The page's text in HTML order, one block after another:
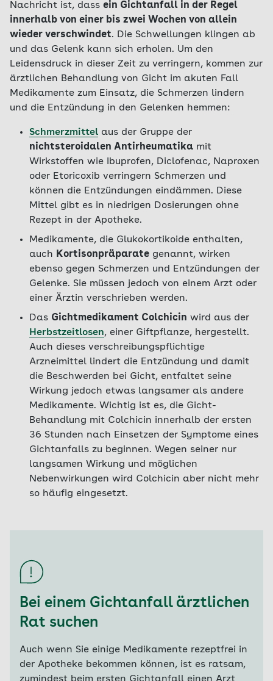
Nachricht ist, dass ein Gichtanfall in der Regel
innerhalb von einer bis zwei Wochen von allein
wieder verschwindet. Die Schwellungen klingen ab
und das Gelenk kann sich erholen. Um den
Leidensdruck in dieser Zeit zu verringern, kommen zur
ärztlichen Behandlung von Gicht im akuten Fall
Medikamente zum Einsatz, die Schmerzen lindern
und die Entzündung in den Gelenken hemmen:
Schmerzmittel aus der Gruppe der
nichtsteroidalen Antirheumatika mit
Wirkstoffen wie Ibuprofen, Diclofenac, Naproxen
oder Etoricoxib verringern Schmerzen und
können die Entzündungen eindämmen. Diese
Mittel gibt es in niedrigen Dosierungen ohne
Rezept in der Apotheke.
Medikamente, die Glukokortikoide enthalten,
auch Kortisonpräparate genannt, wirken
ebenso gegen Schmerzen und Entzündungen der
Gelenke. Sie müssen jedoch von einem Arzt oder
einer Ärztin verschrieben werden.
Das Gichtmedikament Colchicin wird aus der
Herbstzeitlosen, einer Giftpflanze, hergestellt.
Auch dieses verschreibungspflichtige
Arzneimittel lindert die Entzündung und damit
die Beschwerden bei Gicht, entfaltet seine
Wirkung jedoch etwas langsamer als andere
Medikamente. Wichtig ist es, die Gicht-
Behandlung mit Colchicin innerhalb der ersten
36 Stunden nach Einsetzen der Symptome eines
Gichtanfalls zu beginnen. Wegen seiner nur
langsamen Wirkung und möglichen
Nebenwirkungen wird Colchicin aber nicht mehr
so häufig eingesetzt.
Bei einem Gichtanfall ärztlichen
Rat suchen
Auch wenn Sie einige Medikamente rezeptfrei in
der Apotheke bekommen können, ist es ratsam,